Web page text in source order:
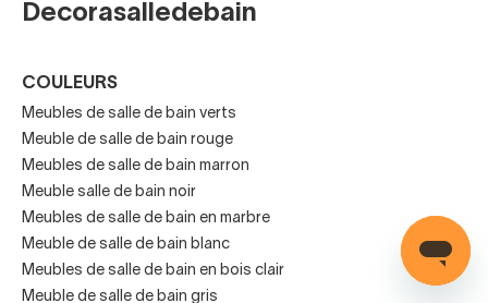
Un meuble de salle de bain en bois robuste, conçu en
chêne, teck ou acacia, résiste aux sollicitations
quotidiennes. Les essences choisies pour notre mobilier de
salle de bain en bois massif bénéficient d’un séchage
contrôlé et d’un traitement adapté aux milieux humides.
Résultat : stabilité, durabilité et structure solide, même en
Decorasalledebain
COULEURS
Meubles de salle de bain verts
Meuble de salle de bain rouge
Meubles de salle de bain marron
Meuble salle de bain noir
Meubles de salle de bain en marbre
Meuble de salle de bain blanc
Meubles de salle de bain en bois clair
Meuble de salle de bain gris